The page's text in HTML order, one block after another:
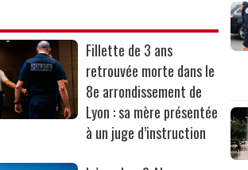
Fillette de 3 ans
retrouvée morte dans le
8e arrondissement de
Lyon : sa mère présentée
à un juge d’instruction